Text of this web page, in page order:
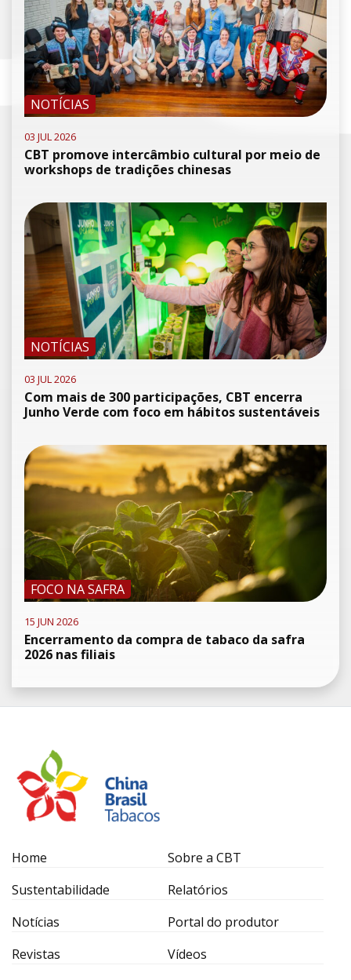
NOTÍCIAS
03 JUL 2026
CBT promove intercâmbio cultural por meio de
workshops de tradições chinesas
NOTÍCIAS
03 JUL 2026
Com mais de 300 participações, CBT encerra
Junho Verde com foco em hábitos sustentáveis
FOCO NA SAFRA
15 JUN 2026
Encerramento da compra de tabaco da safra
2026 nas filiais
Home
Sobre a CBT
Sustentabilidade
Relatórios
Notícias
Portal do produtor
Revistas
Vídeos